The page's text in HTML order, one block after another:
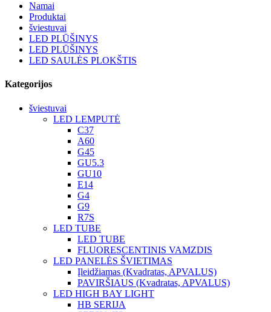
Namai
Produktai
šviestuvai
LED PLŪŠINYS
LED PLŪŠINYS
LED SAULĖS PLOKŠTIS
Kategorijos
šviestuvai
LED LEMPUTĖ
C37
A60
G45
GU5.3
GU10
E14
G4
G9
R7S
LED TUBE
LED TUBE
FLUORESCENTINIS VAMZDIS
LED PANELĖS ŠVIETIMAS
Įleidžiamas (Kvadratas, APVALUS)
PAVIRŠIAUS (Kvadratas, APVALUS)
LED HIGH BAY LIGHT
HB SERIJA